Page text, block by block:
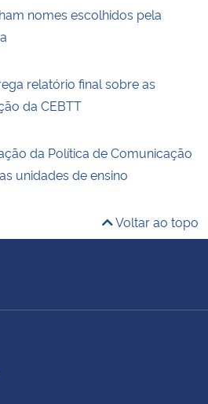
nomes escolhidos pela
relatório final sobre as
da CEBTT
da Política de Comunicação
unidades de ensino
Voltar ao topo